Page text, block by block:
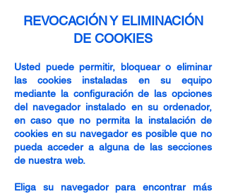
REVOCACIÓN Y ELIMINACIÓN
DE COOKIES
Usted puede permitir, bloquear o eliminar
las cookies instaladas en su equipo
mediante la configuración de las opciones
del navegador instalado en su ordenador,
en caso que no permita la instalación de
cookies en su navegador es posible que no
pueda acceder a alguna de las secciones
de nuestra web.
Eliga su navegador para encontrar más